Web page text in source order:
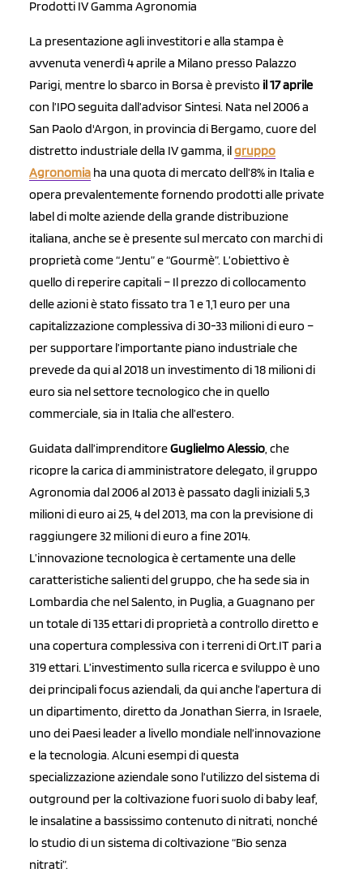
Prodotti IV Gamma Agronomia
La presentazione agli investitori e alla stampa è
avvenuta venerdì 4 aprile a Milano presso Palazzo
Parigi, mentre lo sbarco in Borsa è previsto il 17 aprile
con l’IPO seguita dall’advisor Sintesi. Nata nel 2006 a
San Paolo d'Argon, in provincia di Bergamo, cuore del
distretto industriale della IV gamma, ilgruppo
Agronomia ha una quota di mercato dell’8% in Italia e
opera prevalentemente fornendo prodotti alle private
label di molte aziende della grande distribuzione
italiana, anche se è presente sul mercato con marchi di
proprietà come “Jentu” e “Gourmè”. L’obiettivo è
quello di reperire capitali – Il prezzo di collocamento
delle azioni è stato fissato tra 1 e 1,1 euro per una
capitalizzazione complessiva di 30-33 milioni di euro –
per supportare l’importante piano industriale che
prevede da qui al 2018 un investimento di 18 milioni di
euro sia nel settore tecnologico che in quello
commerciale, sia in Italia che all’estero.
Guidata dall’imprenditoreGuglielmo Alessio , che
ricopre la carica di amministratore delegato, il gruppo
Agronomia dal 2006 al 2013 è passato dagli iniziali 5,3
milioni di euro ai 25, 4 del 2013, ma con la previsione di
raggiungere 32 milioni di euro a fine 2014.
L’innovazione tecnologica è certamente una delle
caratteristiche salienti del gruppo, che ha sede sia in
Lombardia che nel Salento, in Puglia, a Guagnano per
un totale di 135 ettari di proprietà a controllo diretto e
una copertura complessiva con i terreni di Ort.IT pari a
319 ettari. L’investimento sulla ricerca e sviluppo è uno
dei principali focus aziendali, da qui anche l’apertura di
un dipartimento, diretto da Jonathan Sierra, in Israele,
uno dei Paesi leader a livello mondiale nell’innovazione
e la tecnologia. Alcuni esempi di questa
specializzazione aziendale sono l’utilizzo del sistema di
outground per la coltivazione fuori suolo di baby leaf,
le insalatine a bassissimo contenuto di nitrati, nonché
lo studio di un sistema di coltivazione “Bio senza
nitrati”.